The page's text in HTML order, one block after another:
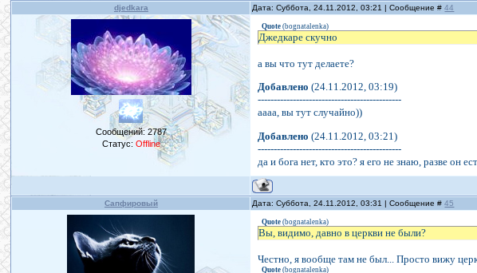
djedkara Дата: Суббота, 24.11.2012, 03:21 | Сообщение #44
Сообщений: 2787
Статус: Offline
Quote (bognatalenka)
Джедкаре скучно
а вы что тут делаете?
Добавлено (24.11.2012, 03:19)
---------------------------------------------
аааа, вы тут случайно))
Добавлено (24.11.2012, 03:21)
---------------------------------------------
да и бога нет, кто это? я его не знаю, разве он
Сапфировый Дата: Суббота, 24.11.2012, 03:31 | Сообщение #45
Quote (bognatalenka)
Вы, видимо, давно в церкви не были?
Честно, я вообще там не был... Просто вижу
Quote (bognatalenka)